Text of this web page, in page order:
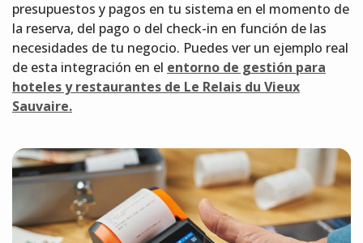
presupuestos y pagos en tu sistema en el momento de
la reserva, del pago o del check-in en función de las
necesidades de tu negocio. Puedes ver un ejemplo real
de esta integración en el entorno de gestión para
hoteles y restaurantes de Le Relais du Vieux
Sauvaire.